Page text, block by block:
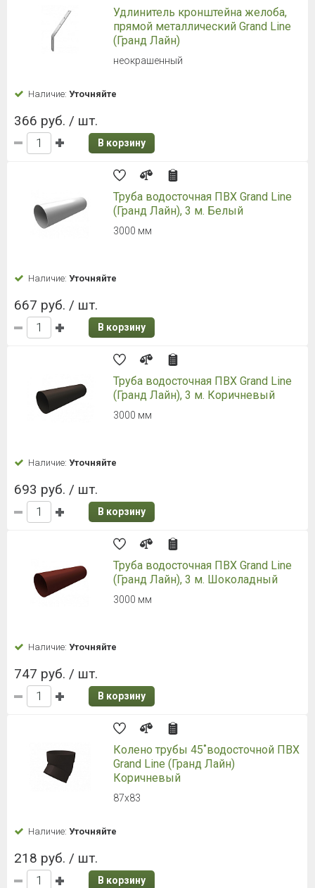
Удлинитель кронштейна желоба,
прямой металлический Grand Line
(Гранд Лайн)
неокрашенный
Наличие: Уточняйте
366 руб. / шт.
В корзину
Труба водосточная ПВХ Grand Line
(Гранд Лайн), 3 м. Белый
3000 мм
Наличие: Уточняйте
667 руб. / шт.
В корзину
Труба водосточная ПВХ Grand Line
(Гранд Лайн), 3 м. Коричневый
3000 мм
Наличие: Уточняйте
693 руб. / шт.
В корзину
Труба водосточная ПВХ Grand Line
(Гранд Лайн), 3 м. Шоколадный
3000 мм
Наличие: Уточняйте
747 руб. / шт.
В корзину
Колено трубы 45˚водосточной ПВХ
Grand Line (Гранд Лайн)
Коричневый
87х83
Наличие: Уточняйте
218 руб. / шт.
В корзину